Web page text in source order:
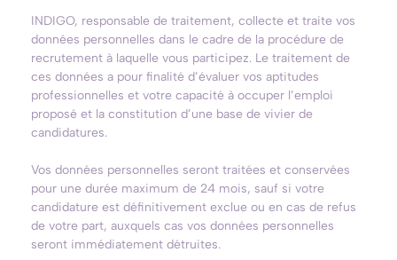
INDIGO, responsable de traitement, collecte et traite vos
données personnelles dans le cadre de la procédure de
recrutement à laquelle vous participez. Le traitement de
ces données a pour finalité d’évaluer vos aptitudes
professionnelles et votre capacité à occuper l’emploi
proposé et la constitution d’une base de vivier de
candidatures.
Vos données personnelles seront traitées et conservées
pour une durée maximum de 24 mois, sauf si votre
candidature est définitivement exclue ou en cas de refus
de votre part, auxquels cas vos données personnelles
seront immédiatement détruites.